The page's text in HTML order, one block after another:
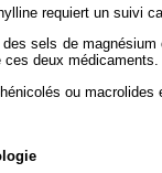
requiert un suivi
sels de
ces deux médicaments.
ou macrolides